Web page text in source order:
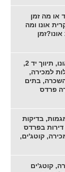
או מה זמן
אונו ומה
עבודה עם מתווכים פרדס רייספלד, קרית אונו, תיווך יד 2,
למכירה,
בתים
פרדס
בדיקות
דירות בפרדס
קוטג'ים,
קוטג'ים